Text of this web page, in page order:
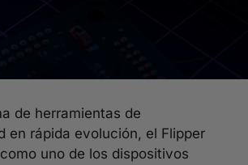
de herramientas de
en rápida evolución, el Flipper
uno de los dispositivos